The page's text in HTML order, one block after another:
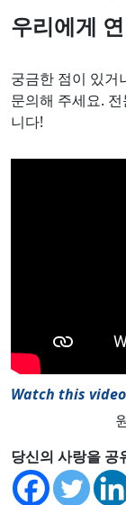
우리에게
궁금한 점이 있거
문의해 주세요.
니다!
Watch this
당신의 사랑을 공